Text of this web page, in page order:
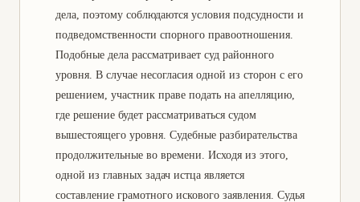
дела, поэтому соблюдаются условия подсудности и
подведомственности спорного правоотношения.
Подобные дела рассматривает суд районного
уровня. В случае несогласия одной из сторон с его
решением, участник праве подать на апелляцию,
где решение будет рассматриваться судом
вышестоящего уровня. Судебные разбирательства
продолжительные во времени. Исходя из этого,
одной из главных задач истца является
составление грамотного искового заявления. Судья